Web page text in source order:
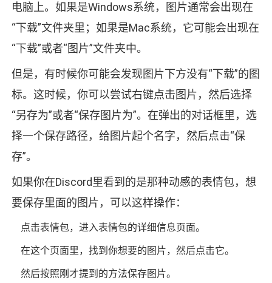
电脑上。如果是Windows系统，图片通常会出现在
“下载”文件夹里；如果是Mac系统，它可能会出现在
“下载”或者“图片”文件夹中。
但是，有时候你可能会发现图片下方没有“下载”的图
标。这时候，你可以尝试右键点击图片，然后选择
“另存为”或者“保存图片为”。在弹出的对话框里，选
择一个保存路径，给图片起个名字，然后点击“保
存”。
如果你在Discord里看到的是那种动感的表情包，想
要保存里面的图片，可以这样操作：
点击表情包，进入表情包的详细信息页面。
在这个页面里，找到你想要的图片，然后点击它。
然后按照刚才提到的方法保存图片。